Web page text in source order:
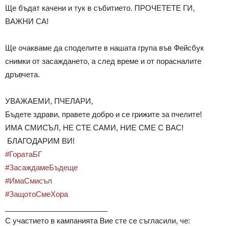
Ще бъдат качени и тук в събитието. ПРОЧЕТЕТЕ ГИ,
ВАЖНИ СА!
Ще очакваме да споделите в нашата група във Фейсбук
снимки от засаждането, а след време и от порасналите
дръвчета.
УВАЖАЕМИ, ПЧЕЛАРИ,
Бъдете здрави, правете добро и се грижите за пчелите!
ИМА СМИСЪЛ, НЕ СТЕ САМИ, НИЕ СМЕ С ВАС!
БЛАГОДАРИМ ВИ!
#ГоратаБГ
#ЗасаждамеБъдеще
#ИмаСмисъл
#ЗащотоСмеХора
С участието в кампанията Вие сте се съгласили, че: